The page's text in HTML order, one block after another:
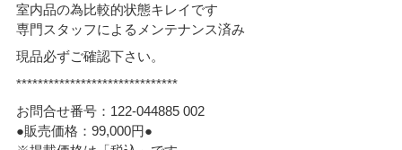
室内品の為比較的状態キレイです
専門スタッフによるメンテナンス済み
現品必ずご確認下さい。
******************************
お問合せ番号：122-044885 002
●販売価格：99,000円●